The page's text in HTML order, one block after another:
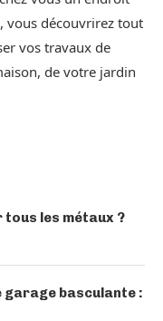
vous découvrirez tout
vos travaux de
de votre jardin
les métaux ?
garage basculante :